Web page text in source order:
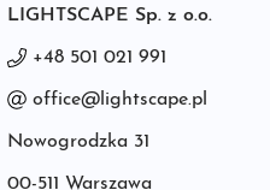
LIGHTSCAPE Sp. z o.o.
+48 501 021 991
office@lightscape.pl
Nowogrodzka 31
00-511 Warszawa